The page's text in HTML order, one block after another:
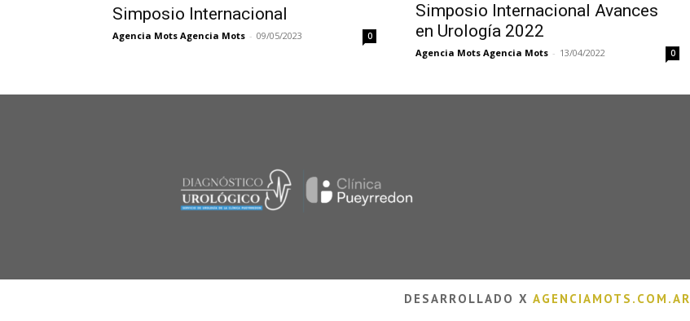
Simposio Internacional
Agencia Mots Agencia Mots - 09/05/2023 0
Simposio Internacional Avances
en Urología 2022
Agencia Mots Agencia Mots - 13/04/2022 0
DESARROLLADO X AGENCIAMOTS.COM.AR